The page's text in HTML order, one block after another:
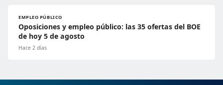
EMPLEO PÚBLICO
Oposiciones y empleo público: las 35 ofertas del BOE
de hoy 5 de agosto
Hace 2 días